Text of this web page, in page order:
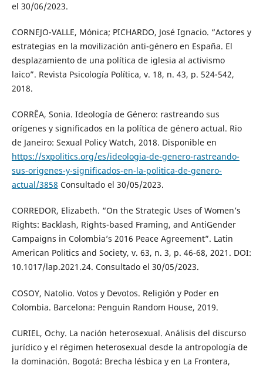
el 30/06/2023.
CORNEJO-VALLE, Mónica; PICHARDO, José Ignacio. “Actores y
estrategias en la movilización anti-género en España. El
desplazamiento de una política de iglesia al activismo
laico”. Revista Psicología Política, v. 18, n. 43, p. 524-542,
2018.
CORRÊA, Sonia. Ideología de Género: rastreando sus
orígenes y significados en la política de género actual. Rio
de Janeiro: Sexual Policy Watch, 2018. Disponible en
https://sxpolitics.org/es/ideologia-de-genero-rastreando-
sus-origenes-y-significados-en-la-politica-de-genero-
actual/3858 Consultado el 30/05/2023.
CORREDOR, Elizabeth. “On the Strategic Uses of Women’s
Rights: Backlash, Rights-based Framing, and AntiGender
Campaigns in Colombia’s 2016 Peace Agreement”. Latin
American Politics and Society, v. 63, n. 3, p. 46-68, 2021. DOI:
10.1017/lap.2021.24. Consultado el 30/05/2023.
COSOY, Natolio. Votos y Devotos. Religión y Poder en
Colombia. Barcelona: Penguin Random House, 2019.
CURIEL, Ochy. La nación heterosexual. Análisis del discurso
jurídico y el régimen heterosexual desde la antropología de
la dominación. Bogotá: Brecha lésbica y en La Frontera,